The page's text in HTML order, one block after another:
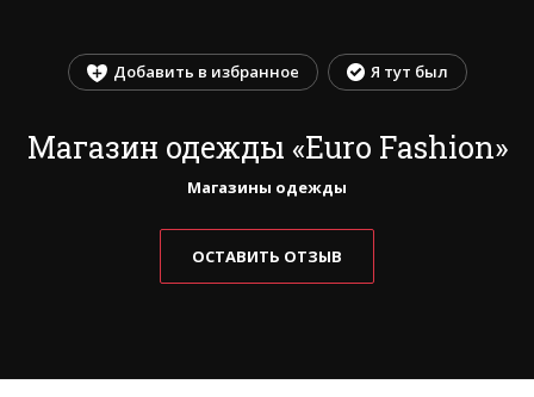
Добавить в избранное Я тут был
Магазин одежды «Euro Fashion»
Магазины одежды
ОСТАВИТЬ ОТЗЫВ